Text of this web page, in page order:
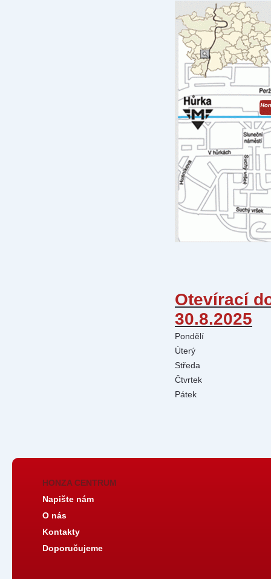
Otevírací
30.8.2025
Pondělí
Úterý
Středa
Čtvrtek
Pátek
HONZA CENTRUM
Napište nám
O nás
Kontakty
Doporučujeme